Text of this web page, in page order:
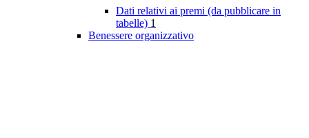
Dati relativi ai premi (da pubblicare in
tabelle) 1
Benessere organizzativo